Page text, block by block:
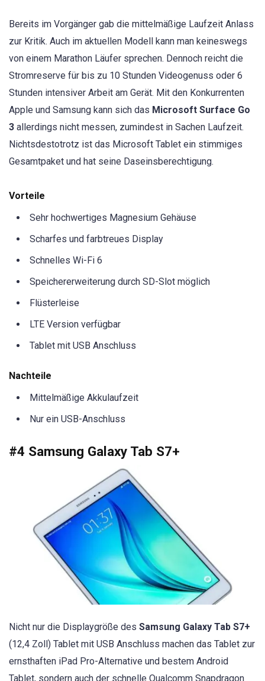
Bereits im Vorgänger gab die mittelmäßige Laufzeit Anlass
zur Kritik. Auch im aktuellen Modell kann man keineswegs
von einem Marathon Läufer sprechen. Dennoch reicht die
Stromreserve für bis zu 10 Stunden Videogenuss oder 6
Stunden intensiver Arbeit am Gerät. Mit den Konkurrenten
Apple und Samsung kann sich das Microsoft Surface Go
3 allerdings nicht messen, zumindest in Sachen Laufzeit.
Nichtsdestotrotz ist das Microsoft Tablet ein stimmiges
Gesamtpaket und hat seine Daseinsberechtigung.
Vorteile
Sehr hochwertiges Magnesium Gehäuse
Scharfes und farbtreues Display
Schnelles Wi-Fi 6
Speichererweiterung durch SD-Slot möglich
Flüsterleise
LTE Version verfügbar
Tablet mit USB Anschluss
Nachteile
Mittelmäßige Akkulaufzeit
Nur ein USB-Anschluss
#4 Samsung Galaxy Tab S7+
Nicht nur die Displaygröße des Samsung Galaxy Tab S7+
(12,4 Zoll) Tablet mit USB Anschluss machen das Tablet zur
ernsthaften iPad Pro-Alternative und bestem Android
Tablet, sondern auch der schnelle Qualcomm Snapdragon